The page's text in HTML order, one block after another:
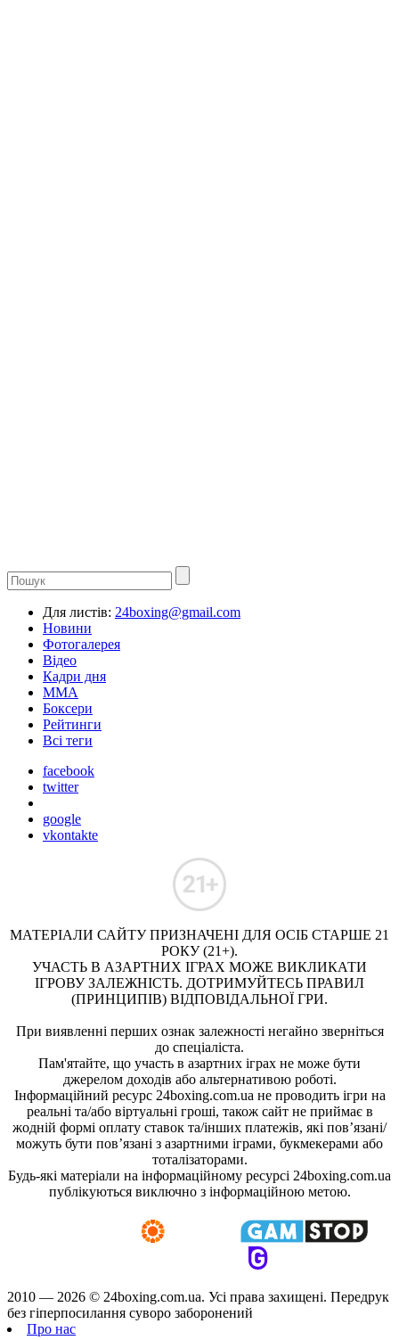
Для листів: 24boxing@gmail.com
Новини
Фотогалерея
Відео
Кадри дня
ММА
Боксери
Рейтинги
Всі теги
facebook
twitter
google
vkontakte
МАТЕРІАЛИ САЙТУ ПРИЗНАЧЕНІ ДЛЯ ОСІБ СТАРШЕ 21
РОКУ (21+).
УЧАСТЬ В АЗАРТНИХ ІГРАХ МОЖЕ ВИКЛИКАТИ
ІГРОВУ ЗАЛЕЖНІСТЬ. ДОТРИМУЙТЕСЬ ПРАВИЛ
(ПРИНЦИПІВ) ВІДПОВІДАЛЬНОЇ ГРИ.
При виявленні перших ознак залежності негайно зверніться
до спеціаліста.
Пам'ятайте, що участь в азартних іграх не може бути
джерелом доходів або альтернативою роботі.
Інформаційний ресурс 24boxing.com.ua не проводить ігри на
реальні та/або віртуальні гроші, також сайт не приймає в
жодній формі оплату ставок та/інших платежів, які пов’язані/
можуть бути пов’язані з азартними іграми, букмекерами або
тоталізаторами.
Будь-які матеріали на інформаційному ресурсі 24boxing.com.ua
публікуються виключно з інформаційною метою.
2010 — 2026 © 24boxing.com.ua. Усi права захищенi. Передрук
без гіперпосилання суворо заборонений
Про нас